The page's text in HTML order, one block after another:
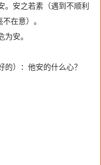
安之若素（遇到不顺利
在意）。
安。
）：他安的什么心？